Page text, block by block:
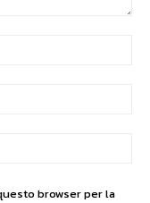
browser per la